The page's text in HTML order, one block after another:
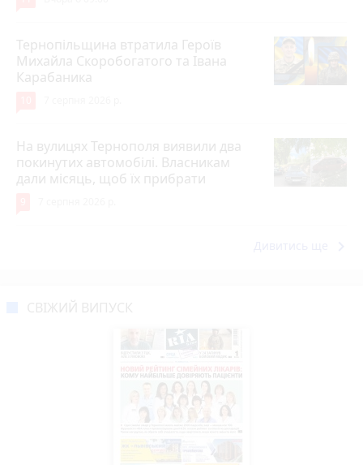
Тернопільщина втратила Героїв
Михайла Скоробогатого та Івана
Карабаника
На вулицях Тернополя виявили два
покинутих автомобілі. Власникам
дали місяць, щоб їх прибрати